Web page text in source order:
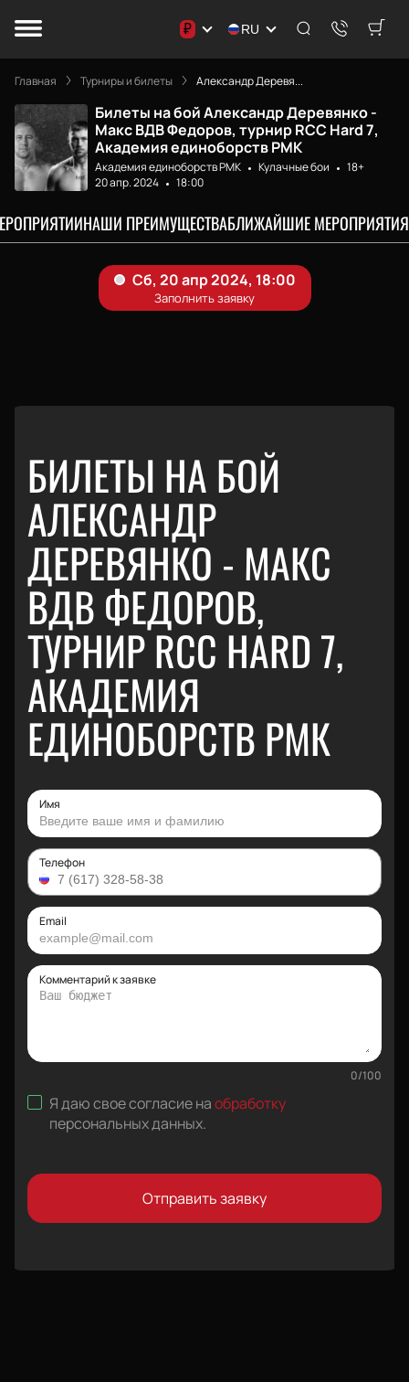
₽ RU
Главная Турниры и билеты Александр Деревя...
Билеты на бой Александр Деревянко -
Макс ВДВ Федоров, турнир RCC Hard 7,
Академия единоборств РМК
Академия единоборств РМК Кулачные бои
18+
20 апр. 2024
18:00
НАШИ ПРЕИМУЩЕСТВАБЛИЖАЙШИЕ МЕРОПРИЯТИЯ
БИЛЕТЫ НА БОЙ
АЛЕКСАНДР
ДЕРЕВЯНКО - МАКС
ВДВ ФЕДОРОВ,
ТУРНИР RCC HARD 7,
АКАДЕМИЯ
ЕДИНОБОРСТВ РМК
Имя
Телефон
Email
Комментарий к заявке
0/100
Я даю свое согласие наобработку
персональных данных.
Отправить заявку